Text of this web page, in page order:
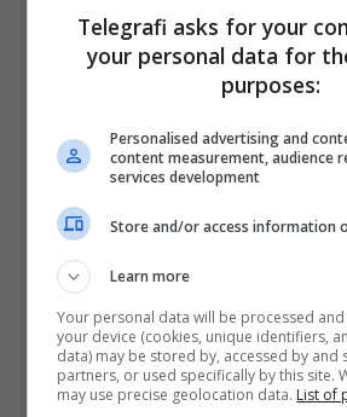
Adana Demirspor Arbër Zeneli
Transferimet
Superliga E Turqisë
Telegrafi asks for your
your personal data for
purposes:
Personalised advertising and
content measurement, audience
services development
Store and/or access information
Learn more
Your personal data will be processed
your device (cookies, unique identifiers,
data) may be stored by, accessed by and
partners, or used specifically by this site.
may use precise geolocation data. List of